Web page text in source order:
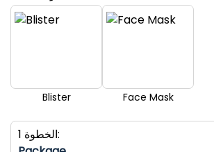
Blister Face Mask
الخطوة 1: